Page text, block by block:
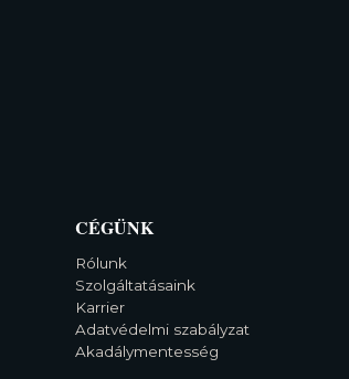
CÉGÜNK
Rólunk
Szolgáltatásaink
Karrier
Adatvédelmi szabályzat
Akadálymentesség